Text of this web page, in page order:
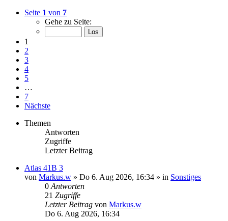
Seite 1 von 7
Gehe zu Seite:
1
2
3
4
5
…
7
Nächste
Themen
Antworten
Zugriffe
Letzter Beitrag
Atlas 41B 3
von Markus.w » Do 6. Aug 2026, 16:34 » in Sonstiges
0 Antworten
21 Zugriffe
Letzter Beitrag von Markus.w
Do 6. Aug 2026, 16:34